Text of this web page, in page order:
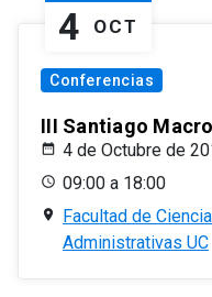
4 OCT
Conferencias
III Santiago
4 de Octubre de
09:00 a 18:00
Facultad de
Administrativas UC